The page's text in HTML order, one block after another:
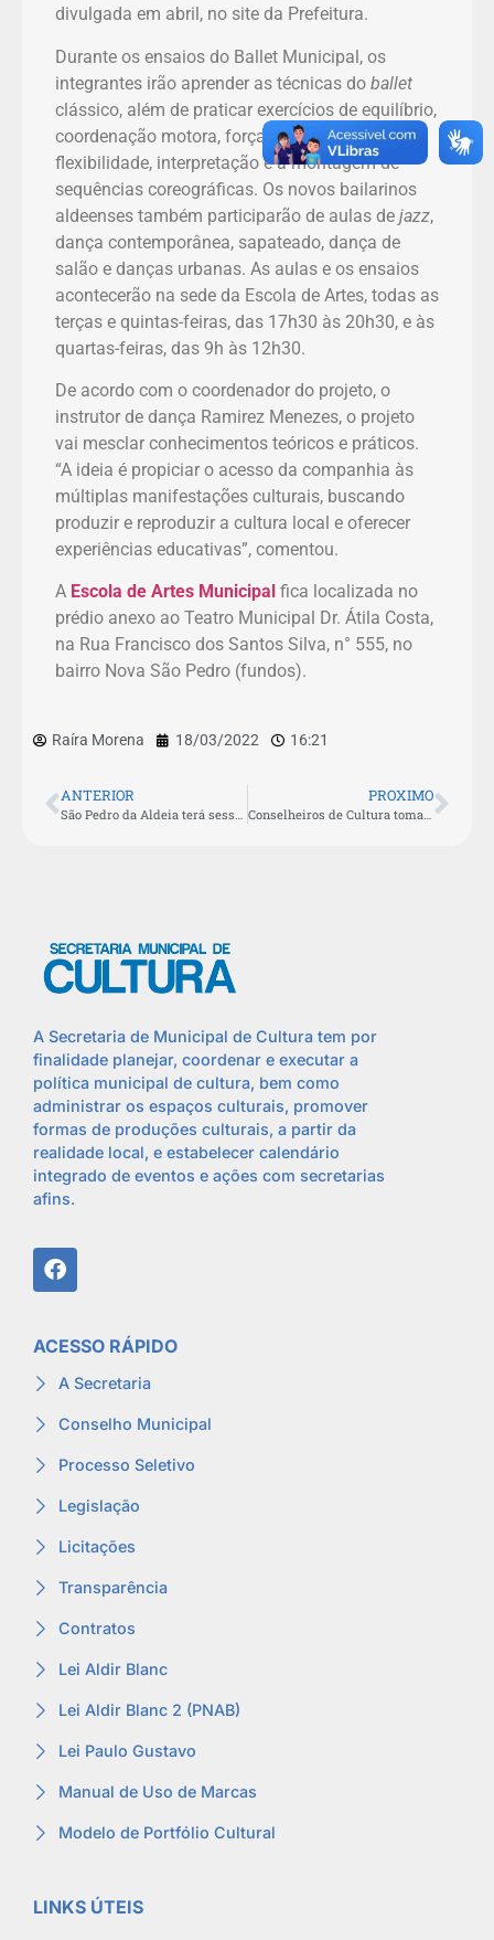
divulgada em abril, no site da Prefeitura.
Durante os ensaios do Ballet Municipal, os
integrantes irão aprender as técnicas do ballet
clássico, além de praticar exercícios de equilíbrio,
coordenação motora, força, resistência,
flexibilidade, interpretação e a montagem de
sequências coreográficas. Os novos bailarinos
aldeenses também participarão de aulas de jazz,
dança contemporânea, sapateado, dança de
salão e danças urbanas. As aulas e os ensaios
acontecerão na sede da Escola de Artes, todas as
terças e quintas-feiras, das 17h30 às 20h30, e às
quartas-feiras, das 9h às 12h30.
De acordo com o coordenador do projeto, o
instrutor de dança Ramirez Menezes, o projeto
vai mesclar conhecimentos teóricos e práticos.
“A ideia é propiciar o acesso da companhia às
múltiplas manifestações culturais, buscando
produzir e reproduzir a cultura local e oferecer
experiências educativas”, comentou.
A Escola de Artes Municipal fica localizada no
prédio anexo ao Teatro Municipal Dr. Átila Costa,
na Rua Francisco dos Santos Silva, n° 555, no
bairro Nova São Pedro (fundos).
Raíra Morena 18/03/2022 16:21
ANTERIOR
São Pedro da Aldeia terá sessão gratuita de cinema do Cine Tela FUNARJ nesta sexta (18)
PROXIMO
Conselheiros de Cultura tomam posse em São Pedro da Aldeia
A Secretaria de Municipal de Cultura tem por
finalidade planejar, coordenar e executar a
política municipal de cultura, bem como
administrar os espaços culturais, promover
formas de produções culturais, a partir da
realidade local, e estabelecer calendário
integrado de eventos e ações com secretarias
afins.
ACESSO RÁPIDO
A Secretaria
Conselho Municipal
Processo Seletivo
Legislação
Licitações
Transparência
Contratos
Lei Aldir Blanc
Lei Aldir Blanc 2 (PNAB)
Lei Paulo Gustavo
Manual de Uso de Marcas
Modelo de Portfólio Cultural
LINKS ÚTEIS